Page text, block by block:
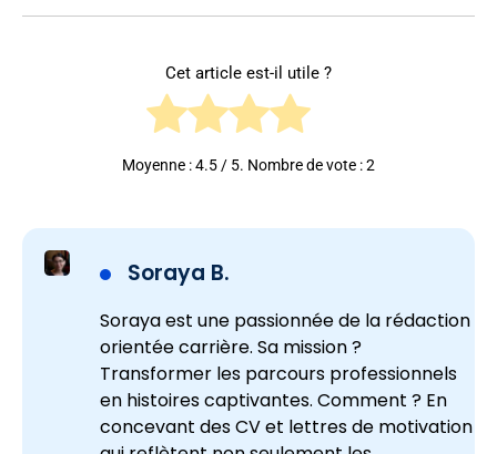
Cet article est-il utile ?
Moyenne :4.5/ 5. Nombre de vote :2
Soraya B.
Soraya est une passionnée de la rédaction
orientée carrière. Sa mission ?
Transformer les parcours professionnels
en histoires captivantes. Comment ? En
concevant des CV et lettres de motivation